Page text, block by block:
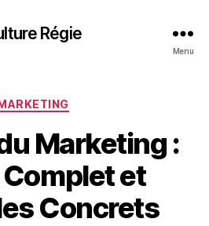
Régie
Menu
Catégories
Marketing :
et
Concrets